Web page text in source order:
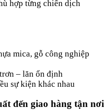
hợp từng chiến dịch
mica, gỗ công nghiệp
– lăn ổn định
sự kiện khác nhau
đến giao hàng tận nơi